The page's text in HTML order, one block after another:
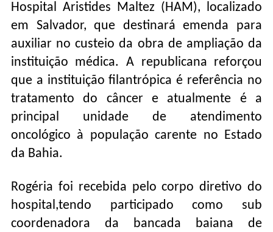
Hospital Aristides Maltez (HAM), localizado
em Salvador, que destinará emenda para
auxiliar no custeio da obra de ampliação da
instituição médica. A republicana reforçou
que a instituição filantrópica é referência no
tratamento do câncer e atualmente é a
principal unidade de atendimento
oncológico à população carente no Estado
da Bahia.
Rogéria foi recebida pelo corpo diretivo do
hospital,tendo participado como sub
coordenadora da bancada baiana de